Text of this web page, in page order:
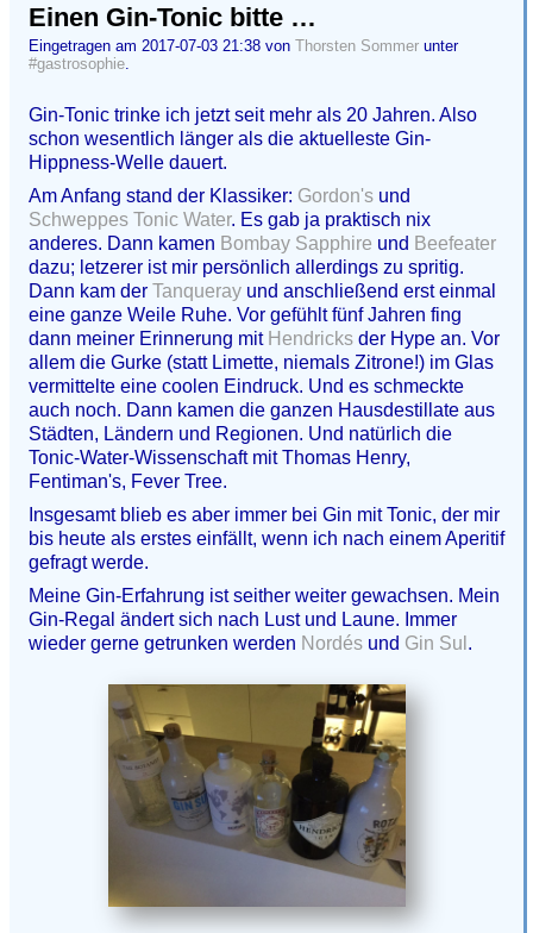
Einen Gin-Tonic bitte …
Eingetragen am 2017-07-03 21:38 von Thorsten Sommer unter
#gastrosophie.
Gin-Tonic trinke ich jetzt seit mehr als 20 Jahren. Also
schon wesentlich länger als die aktuelleste Gin-
Hippness-Welle dauert.
Am Anfang stand der Klassiker: Gordon's und
Schweppes Tonic Water. Es gab ja praktisch nix
anderes. Dann kamen Bombay Sapphire und Beefeater
dazu; letzerer ist mir persönlich allerdings zu spritig.
Dann kam der Tanqueray und anschließend erst einmal
eine ganze Weile Ruhe. Vor gefühlt fünf Jahren fing
dann meiner Erinnerung mit Hendricks der Hype an. Vor
allem die Gurke (statt Limette, niemals Zitrone!) im Glas
vermittelte eine coolen Eindruck. Und es schmeckte
auch noch. Dann kamen die ganzen Hausdestillate aus
Städten, Ländern und Regionen. Und natürlich die
Tonic-Water-Wissenschaft mit Thomas Henry,
Fentiman's, Fever Tree.
Insgesamt blieb es aber immer bei Gin mit Tonic, der mir
bis heute als erstes einfällt, wenn ich nach einem Aperitif
gefragt werde.
Meine Gin-Erfahrung ist seither weiter gewachsen. Mein
Gin-Regal ändert sich nach Lust und Laune. Immer
wieder gerne getrunken werden Nordés und Gin Sul .